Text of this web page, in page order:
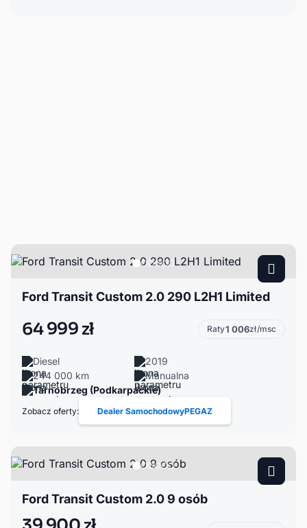
Ford Transit Custom 2.0 290 L2H1 Limited
64 999 zł Raty1 006zł/msc
Diesel
2019
244 000 km
Manualna
Tarnobrzeg (Podkarpackie)
Zobacz oferty: Dealer SamochodowyPEGAZ
Ford Transit Custom 2.0 9 osób